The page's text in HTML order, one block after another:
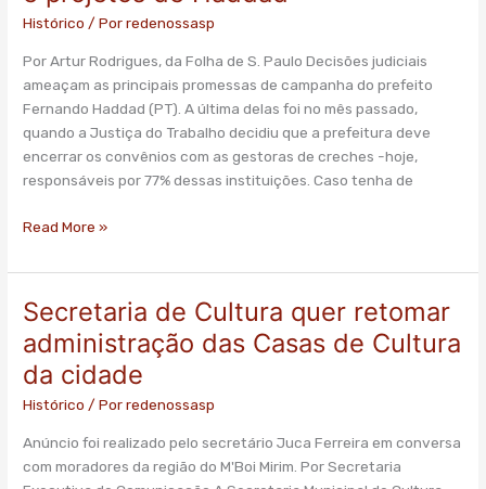
Histórico / Porredenossasp
Por Artur Rodrigues, da Folha de S. Paulo Decisões judiciais
ameaçam as principais promessas de campanha do prefeito
Fernando Haddad (PT). A última delas foi no mês passado,
quando a Justiça do Trabalho decidiu que a prefeitura deve
encerrar os convênios com as gestoras de creches -hoje,
responsáveis por 77% dessas instituições. Caso tenha de
ameaçam
metas
Read More »
Secretaria de Cultura quer retomar
administração das Casas de Cultura
da cidade
Histórico / Porredenossasp
Anúncio foi realizado pelo secretário Juca Ferreira em conversa
com moradores da região do M'Boi Mirim. Por Secretaria
Secretaria
Cultura
quer
retomar
das
Casas